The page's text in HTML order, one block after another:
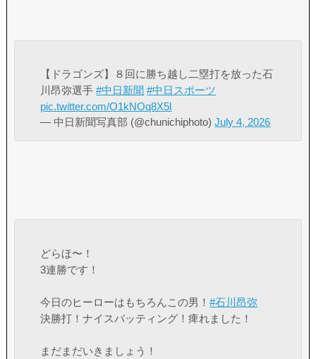
【ドラゴンズ】８回に勝ち越し二塁打を放った石
川昂弥選手#中日新聞 #中日スポーツ
pic.twitter.com/O1kNOq8X5l
— 中日新聞写真部 (@chunichiphoto)July 4, 2026
どらほ〜！
3連勝です！
今日のヒーローはもちろんこの男！#石川昂弥
決勝打！ナイスバッティング！痺れました！
まだまだいきましょう！